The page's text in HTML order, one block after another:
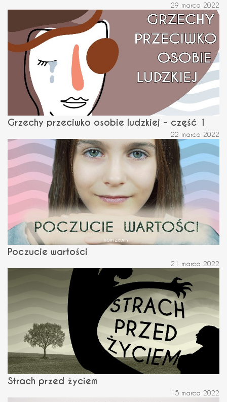
29 marca 2022
Grzechy przeciwko osobie ludzkiej – część 1
22 marca 2022
Poczucie wartości
21 marca 2022
Strach przed życiem
15 marca 2022